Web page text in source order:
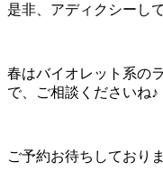
是非、アディクシーし
春はバイオレット系の
で、ご相談くださいね♪
ご予約お待ちしており